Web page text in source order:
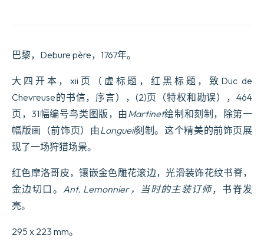
巴黎，Debure père，1767年。
大四开本，xii页（虚标题，红黑标题，致Duc de
Chevreuse的书信，序言），(2)页（特权和勘误），464
页，31幅编号鸟类图版，由Martinet绘制和刻制，除第一
幅版画（前饰页）由Longueil刻制。这个精美的前饰页展
现了一场狩猎场景。
红色摩洛哥皮，镶嵌金色雕花滚边，光滑装饰花纹书脊，
金边切口。 Ant. Lemonnier，当时的主装订师，书脊发
亮。
295 x 223 mm。